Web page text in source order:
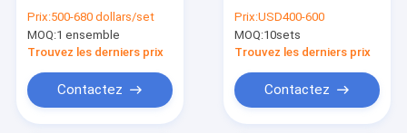
Prix:500-680 dollars/set
MOQ:1 ensemble
Trouvez les derniers prix
Contactez
Prix:USD400-600
MOQ:10sets
Trouvez les derniers prix
Contactez